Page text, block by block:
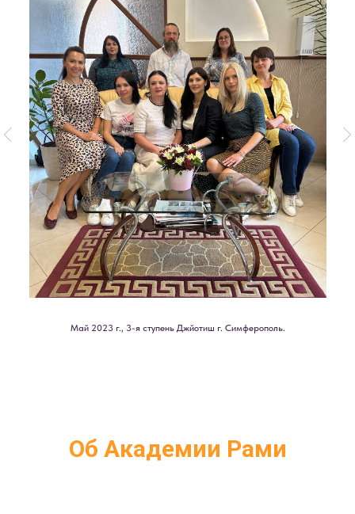
Май 2023 г., 3-я ступень Джйотиш г. Симферополь.
Об Академии Рами